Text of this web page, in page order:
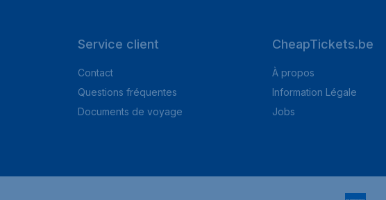
Service client
Contact
Questions fréquentes
Documents de voyage
CheapTickets.be
À propos
Information Légale
Jobs